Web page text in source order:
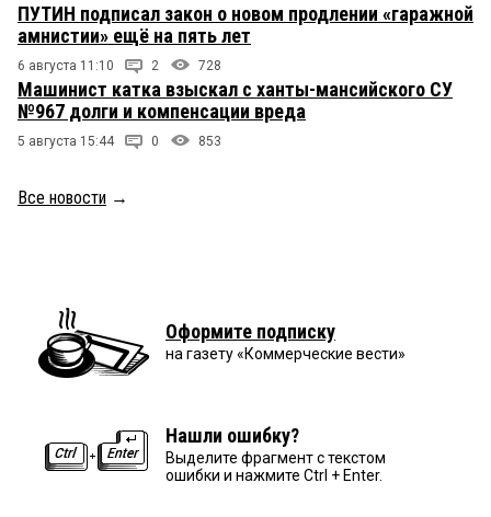
ПУТИН подписал закон о новом продлении «гаражной
амнистии» ещё на пять лет
6 августа 11:10 2 728
Машинист катка взыскал с ханты-мансийского СУ
№967 долги и компенсации вреда
5 августа 15:44 0 853
Все новости →
Оформите подписку
на газету «Коммерческие вести»
Нашли ошибку?
Выделите фрагмент с текстом
ошибки и нажмите Ctrl + Enter.